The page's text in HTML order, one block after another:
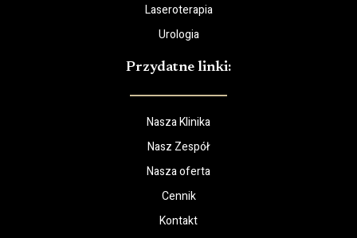
Laseroterapia
Urologia
Przydatne linki:
Nasza Klinika
Nasz Zespół
Nasza oferta
Cennik
Kontakt